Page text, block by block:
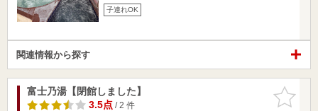
子連れOK
関連情報から探す
お気に入
りに追加
富士乃湯【閉館しました】
3.5点/ 2 件